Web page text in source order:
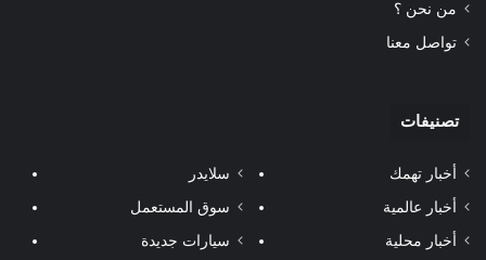
من نحن ؟
تواصل معنا
تصنيفات
أخبار تهمك
أخبار عالمية
أخبار محلية
سلايدر
سوق المستعمل
سيارات جديدة